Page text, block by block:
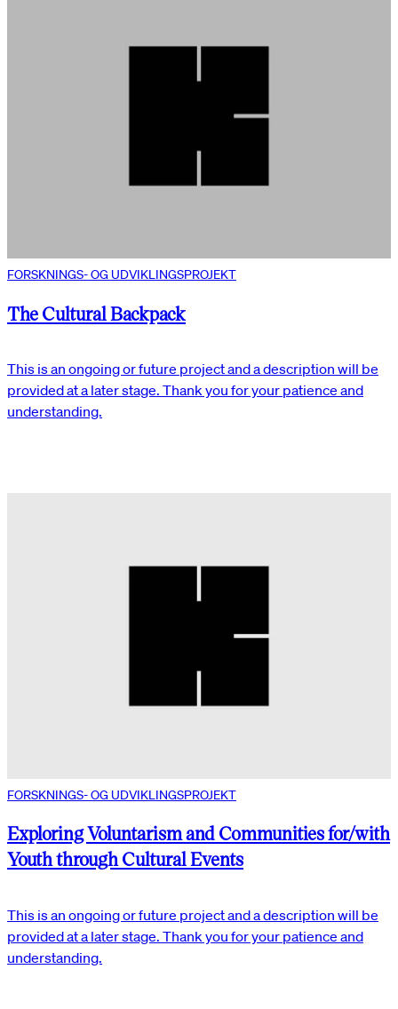
FORSKNINGS- OG UDVIKLINGSPROJEKT
The Cultural Backpack
This is an ongoing or future project and a description will be
provided at a later stage. Thank you for your patience and
understanding.
FORSKNINGS- OG UDVIKLINGSPROJEKT
Exploring Voluntarism and Communities for/with
Youth through Cultural Events
This is an ongoing or future project and a description will be
provided at a later stage. Thank you for your patience and
understanding.